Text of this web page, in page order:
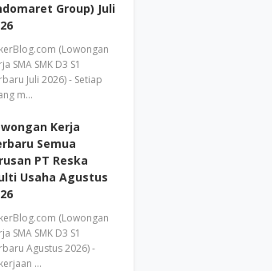
Group) Juli
(Lowongan
SMA SMK D3 S1
Juli 2026) - Setiap
m…
Kerja
Semua
PT Reska
Usaha Agustus
(Lowongan
SMA SMK D3 S1
Agustus 2026) -
…